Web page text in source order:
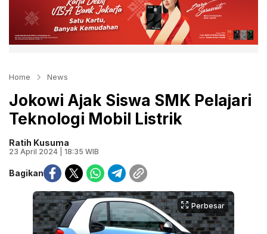
Home News
Jokowi Ajak Siswa SMK Pelajari
Teknologi Mobil Listrik
Ratih Kusuma
23 April 2024 | 18:35 WIB
Bagikan
Perbesar